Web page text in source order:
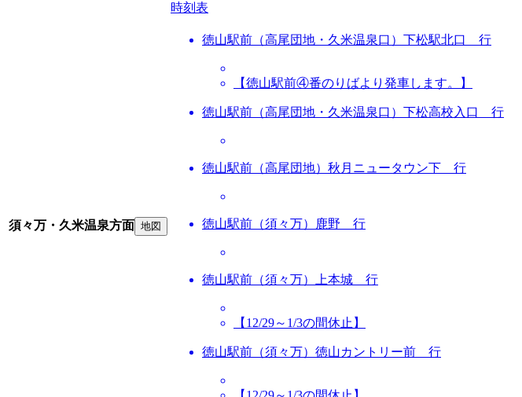
時刻表
須々万・久米温泉方面 地図
徳山駅前（高尾団地・久米温泉口）下松駅北口 行
【徳山駅前④番のりばより発車します。】
徳山駅前（高尾団地・久米温泉口）下松高校入口 行
徳山駅前（高尾団地）秋月ニュータウン下 行
徳山駅前（須々万）鹿野 行
徳山駅前（須々万）上本城 行
【12/29～1/3の間休止】
徳山駅前（須々万）徳山カントリー前 行